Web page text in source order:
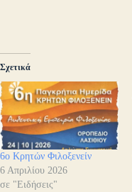
Σχετικά
6ο Κρητών Φιλοξενείν
6 Απριλίου 2026
σε "Ειδήσεις"